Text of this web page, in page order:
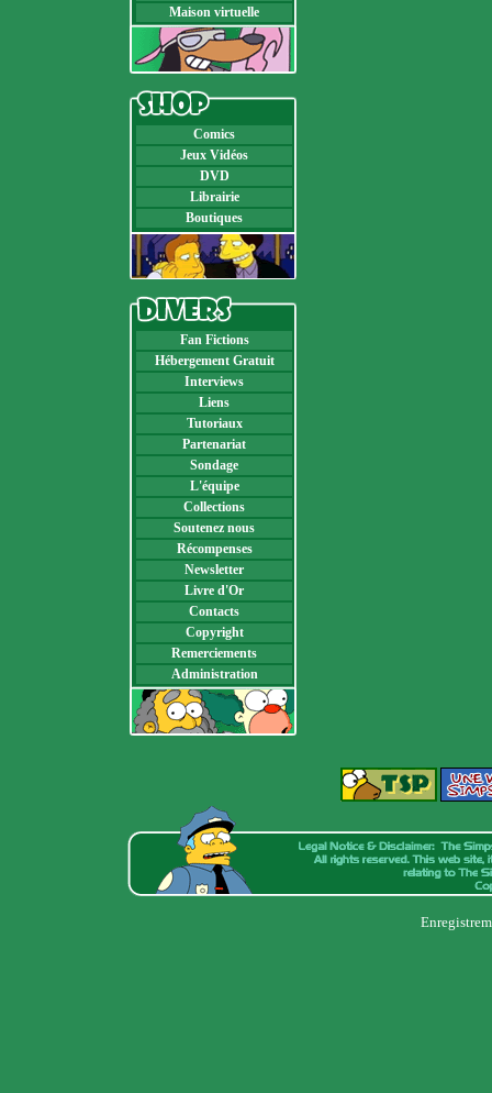
Maison virtuelle
Comics
Jeux Vidéos
DVD
Librairie
Boutiques
Fan Fictions
Hébergement Gratuit
Interviews
Liens
Tutoriaux
Partenariat
Sondage
L'équipe
Collections
Soutenez nous
Récompenses
Newsletter
Livre d'Or
Contacts
Copyright
Remerciements
Administration